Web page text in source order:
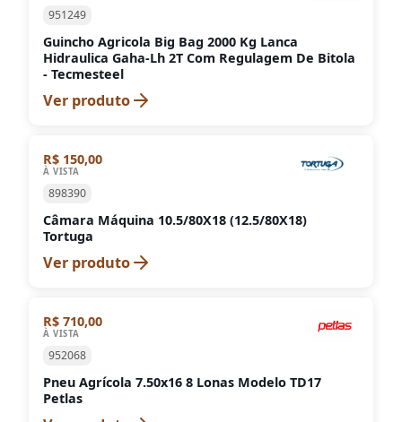
951249
Guincho Agricola Big Bag 2000 Kg Lanca
Hidraulica Gaha-Lh 2T Com Regulagem De Bitola
- Tecmesteel
Ver produto
R$ 150,00
À VISTA
898390
Câmara Máquina 10.5/80X18 (12.5/80X18)
Tortuga
Ver produto
R$ 710,00
À VISTA
952068
Pneu Agrícola 7.50x16 8 Lonas Modelo TD17
Petlas